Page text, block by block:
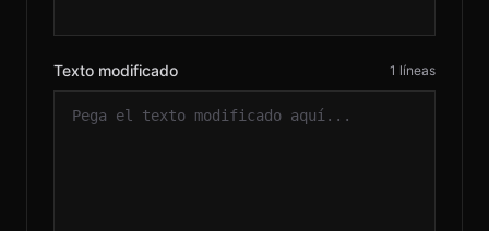
Texto modificado 1 líneas